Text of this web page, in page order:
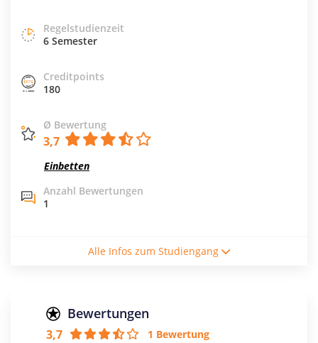
Regelstudienzeit
6 Semester
Creditpoints
180
Ø Bewertung
3,7
Einbetten
Anzahl Bewertungen
1
Vollzeitstudium
Creditpoints
Alle Infos zum Studiengang
Bewertungen
3,7 1 Bewertung